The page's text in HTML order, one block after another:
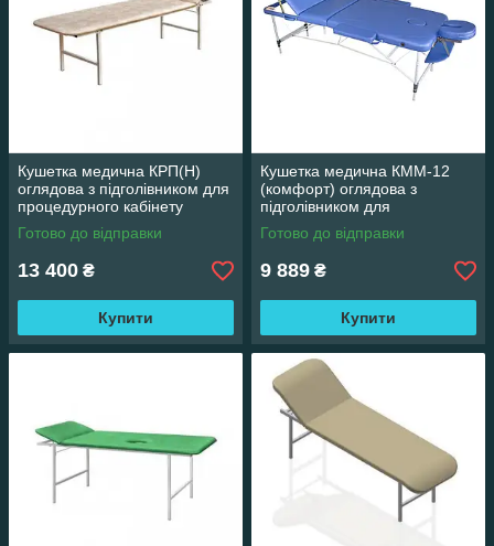
Кушетка медична КРП(Н)
оглядова з підголівником для
процедурного кабінету
Готово до відправки
13 400 ₴
Купити
Кушетка медична КММ-12
(комфорт) оглядова з
підголівником для
процедурного кабінету
Готово до відправки
9 889 ₴
Купити